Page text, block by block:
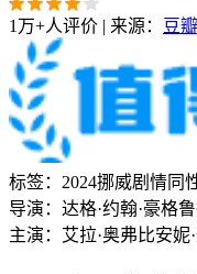
1万+人评价 | 来源： 豆瓣
标签： 2024挪威剧情同
导演： 达格·约翰·豪格
主演： 艾拉·奥弗比安妮